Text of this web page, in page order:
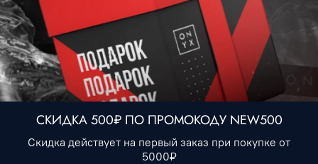
Куртка Adidas #1 • Серый
3 190 ₽
Нет в наличии
СКИДКА 500₽ ПО ПРОМОКОДУ NEW500
Скидка действует на первый заказ при покупке от
5000₽